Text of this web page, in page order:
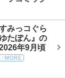
みっコぐら
たぽん』の
年9月頃